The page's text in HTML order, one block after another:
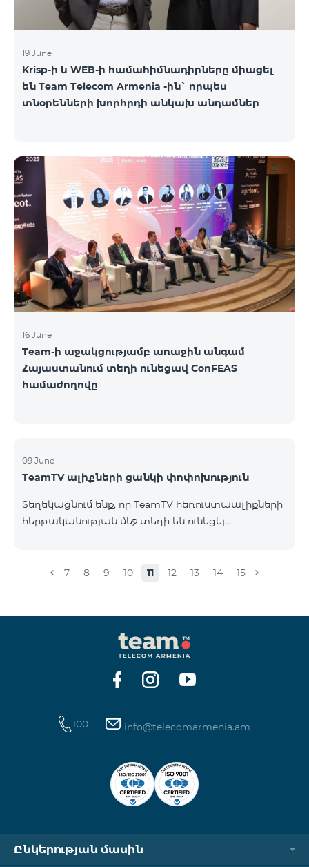
19 June
Krisp-ի և WEB-ի համահիմնադիրները միացել
են Team Telecom Armenia -ին` որպես
տնօրենների խորհրդի անկախ անդամներ
16 June
Team-ի աջակցությամբ առաջին անգամ
Հայաստանում տեղի ունեցավ ConFEAS
համաժողովը
09 June
TeamTV ալիքների ցանկի փոփոխություն
Տեղեկացնում ենք, որ TeamTV հեռուստաալիքների
հերթականության մեջ տեղի են ունեցել
համապատասխան։Մանրամասներին կարող եք
7 8 9 10 11 12 13 14 15
100 info@telecomarmenia.am
Ընկերության մասին